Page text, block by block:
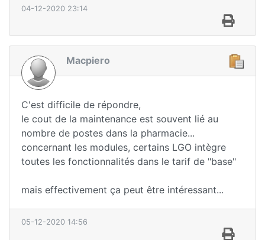
04-12-2020 23:14
Macpiero
C'est difficile de répondre,
le cout de la maintenance est souvent lié au
nombre de postes dans la pharmacie...
concernant les modules, certains LGO intègre
toutes les fonctionnalités dans le tarif de "base"
mais effectivement ça peut être intéressant...
05-12-2020 14:56